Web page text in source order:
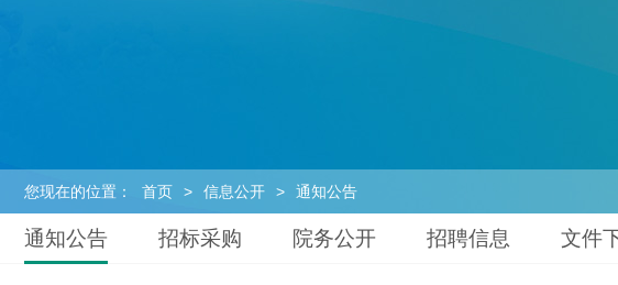
您现在的位置： 首页 > 信息公开 > 通知公告
通知公告 招标采购 院务公开 招聘信息 文件